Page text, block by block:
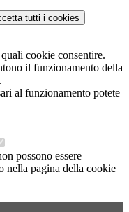
tutti i cookies
cookie consentire.
il funzionamento della
al funzionamento potete
possono essere
nella pagina della cookie